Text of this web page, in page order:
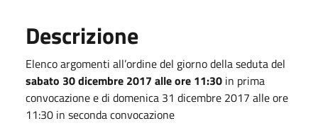
Descrizione
Elenco argomenti all’ordine del giorno della seduta del
sabato 30 dicembre 2017 alle ore 11:30 in prima
convocazione e di domenica 31 dicembre 2017 alle ore
11:30 in seconda convocazione